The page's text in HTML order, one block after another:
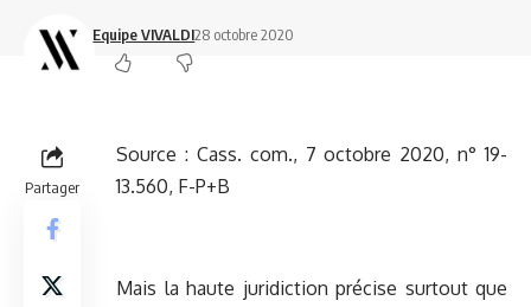
Equipe VIVALDI28 octobre 2020
Partager
Source : Cass. com., 7 octobre 2020, n° 19-
13.560, F-P+B
Mais la haute juridiction précise surtout que